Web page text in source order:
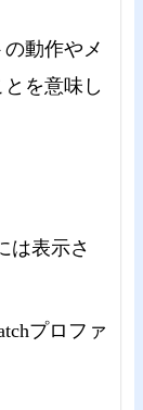
動作やメ
を意味し
は表示さ
プロファ